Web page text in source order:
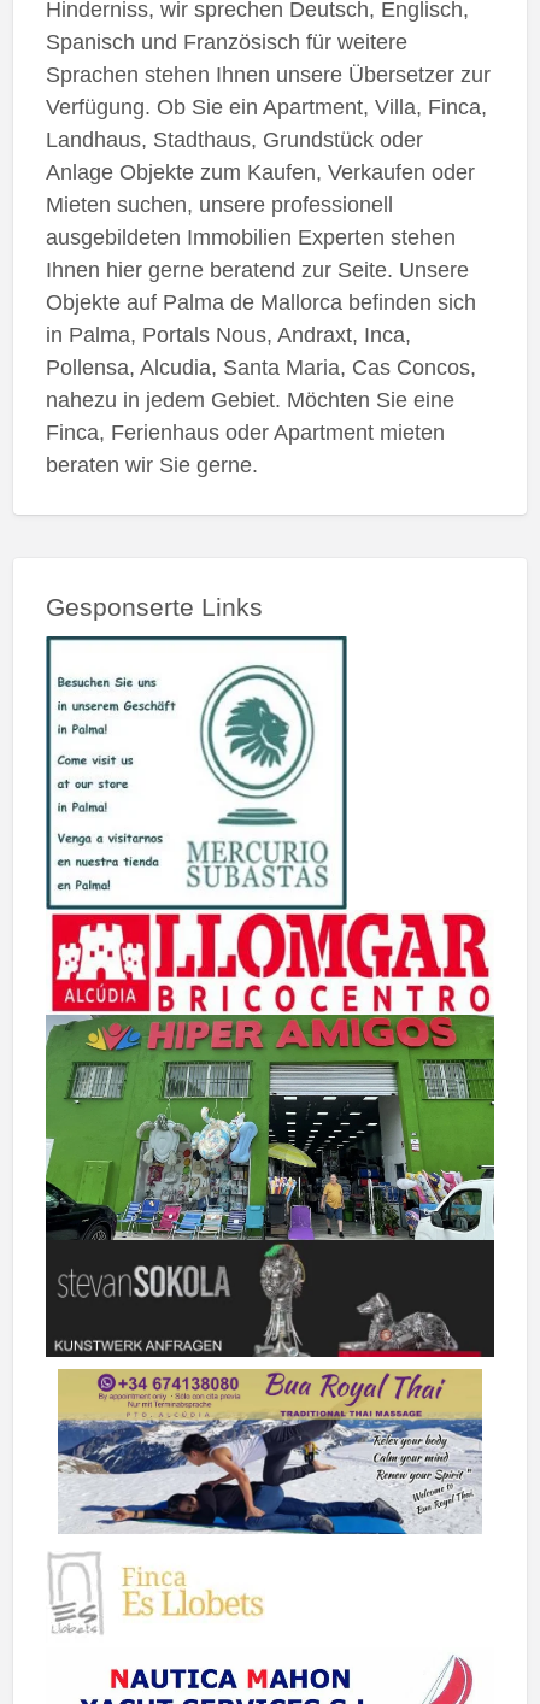
Hinderniss, wir sprechen Deutsch, Englisch,
Spanisch und Französisch für weitere
Sprachen stehen Ihnen unsere Übersetzer zur
Verfügung. Ob Sie ein Apartment, Villa, Finca,
Landhaus, Stadthaus, Grundstück oder
Anlage Objekte zum Kaufen, Verkaufen oder
Mieten suchen, unsere professionell
ausgebildeten Immobilien Experten stehen
Ihnen hier gerne beratend zur Seite. Unsere
Objekte auf Palma de Mallorca befinden sich
in Palma, Portals Nous, Andraxt, Inca,
Pollensa, Alcudia, Santa Maria, Cas Concos,
nahezu in jedem Gebiet. Möchten Sie eine
Finca, Ferienhaus oder Apartment mieten
beraten wir Sie gerne.
Gesponserte Links